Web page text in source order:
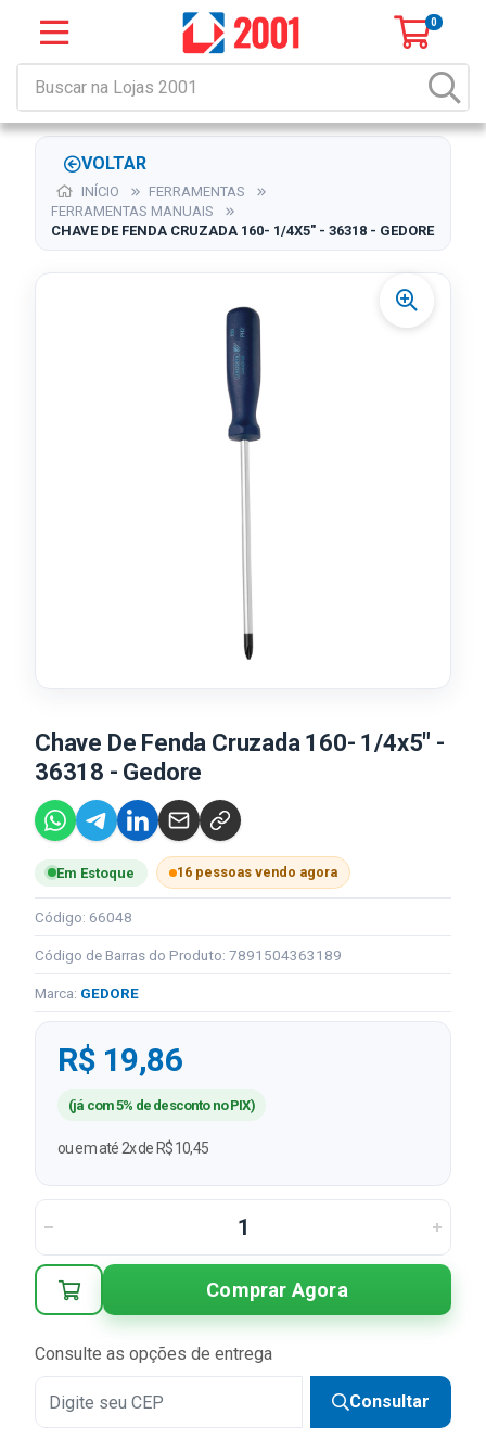
0
VOLTAR
INÍCIO
FERRAMENTAS
FERRAMENTAS MANUAIS
CHAVE DE FENDA CRUZADA 160- 1/4X5" - 36318 - GEDORE
Chave De Fenda Cruzada 160- 1/4x5" -
36318 - Gedore
Em Estoque 16 pessoas vendo agora
Código: 66048
Código de Barras do Produto: 7891504363189
Marca: GEDORE
R$ 19,86
(já com 5% de desconto no PIX)
ou em até 2x de R$ 10,45
Comprar Agora
Consulte as opções de entrega
Consultar